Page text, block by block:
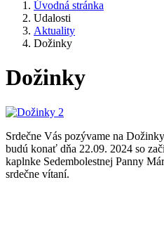
Úvodná stránka
Udalosti
Aktuality
Dožinky
Dožinky
Srdečne Vás pozývame na
budú konať dňa 22.09. 2024 so
kaplnke Sedembolestnej Panny
srdečne vítaní.